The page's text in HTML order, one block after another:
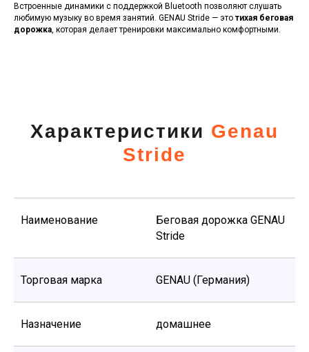
Встроенные динамики с поддержкой Bluetooth позволяют слушать
любимую музыку во время занятий. GENAU Stride — это тихая беговая
дорожка , которая делает тренировки максимально комфортными.
Характеристики Genau
Stride
Наименование
Беговая дорожка GENAU
Stride
Торговая марка GENAU (Германия)
Назначение домашнее